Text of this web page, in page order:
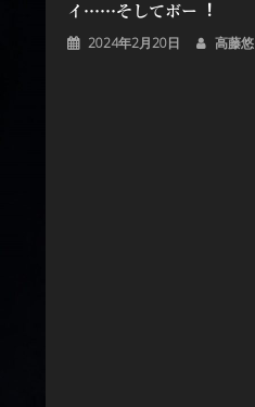
イ……そしてボー︕
2024年2月20日 高藤悠